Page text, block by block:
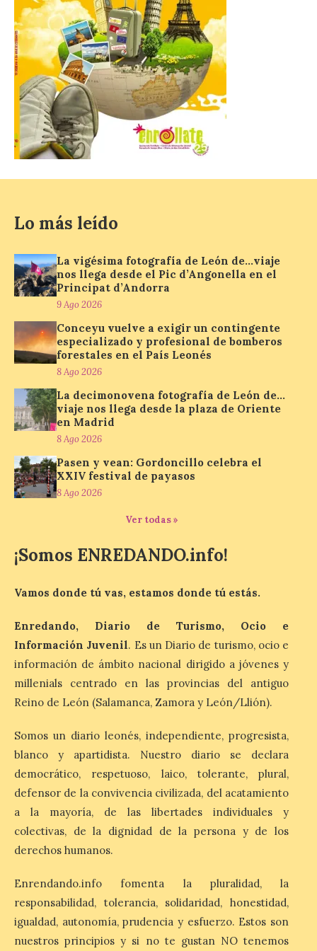
Menorca para la próxima
temporada de invierno
9 Ago 2026
La compañía, a través de
Air Nostrum e Iberia
Express, conectará
Madrid y Mahón con una
frecuencia adicional al día
que aumenta un 27% el número de plazas
refuerza la conectividad internacional de
sus puertas en el Colegio
Nuestra Señora del
Carmen de La Bañeza
9 Ago 2026
La muestra presenta
alrededor de una treintena
procedentes tanto de
colecciones particulares
como de los propios socios de la entidad.
La Feria del Motor ha abierto este viernes
sus puertas en el Colegio Nuestra Señora
del Carmen, dando […]
oficial del eclipse total de
9 Ago 2026
preparativos para un
acontecimiento histórico.
Como antesala del gran
agosto se celebrado una nueva jornada de
observación solar pública en la Plaza
Gaudí. El Ayuntamiento de Astorga
continúa ultimando los preparativos para
La Guardia Civil de León
establecerá un dispositivo
de seguridad para
garantizar el desarrollo
del eclipse solar total del
próximo 12 de agosto
El operativo de la Guardia
Civil en la provincia de
León cuenta con más de
480 efectivos, de
Lo más leído
La vigésima fotografía de León de…viaje
nos llega desde el Pic d’Angonella en el
Principat d’Andorra
9 Ago 2026
Conceyu vuelve a exigir un contingente
especializado y profesional de bomberos
forestales en el País Leonés
8 Ago 2026
La decimonovena fotografía de León de…
viaje nos llega desde la plaza de Oriente
en Madrid
8 Ago 2026
Pasen y vean: Gordoncillo celebra el
XXIV festival de payasos
8 Ago 2026
Ver todas »
¡Somos ENREDANDO.info!
Vamos donde tú vas, estamos donde tú estás.
Enredando, Diario de Turismo, Ocio e
Información Juvenil. Es un Diario de turismo, ocio e
información de ámbito nacional dirigido a jóvenes y
millenials centrado en las provincias del antiguo
Reino de León (Salamanca, Zamora y León/Llión).
Somos un diario leonés, independiente, progresista,
blanco y apartidista. Nuestro diario se declara
democrático, respetuoso, laico, tolerante, plural,
defensor de la convivencia civilizada, del acatamiento
a la mayoría, de las libertades individuales y
colectivas, de la dignidad de la persona y de los
derechos humanos.
Enrendando.info fomenta la pluralidad, la
responsabilidad, tolerancia, solidaridad, honestidad,
igualdad, autonomía, prudencia y esfuerzo. Estos son
nuestros principios y si no te gustan NO tenemos